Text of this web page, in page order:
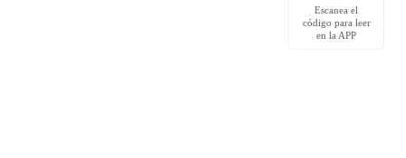
Escanea el
código para leer
en la APP